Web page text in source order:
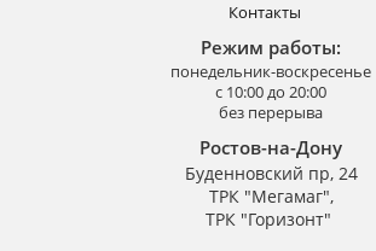
Контакты
Режим работы:
понедельник-воскресенье
с 10:00 до 20:00
без перерыва
Ростов-на-Дону
Буденновский пр, 24
ТРК "Мегамаг",
ТРК "Горизонт"